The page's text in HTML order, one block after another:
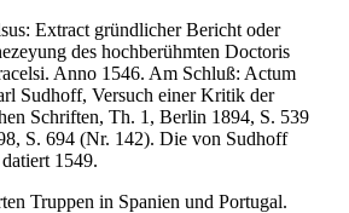
: Extract gründlicher Bericht oder
des hochberühmten Doctoris
Anno 1546. Am Schluß: Actum
Sudhoff, Versuch einer Kritik der
Schriften, Th. 1, Berlin 1894, S. 539
S. 694 (Nr. 142). Die von Sudhoff
1549.
Truppen in Spanien und Portugal.